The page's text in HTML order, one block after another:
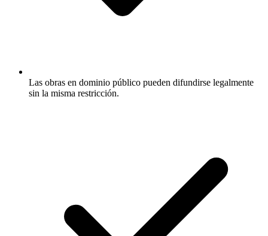
Las obras en dominio público pueden difundirse legalmente
sin la misma restricción.